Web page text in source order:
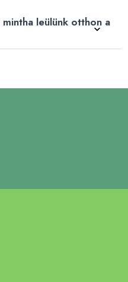
leülünk otthon a